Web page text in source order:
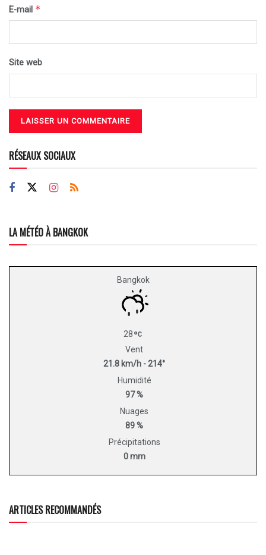
E-mail *
Site web
RÉSEAUX SOCIAUX
LA MÉTÉO À BANGKOK
Bangkok
28
Vent
21.8 km/h - 214°
Humidité
97 %
Nuages
89 %
Précipitations
0 mm
ARTICLES RECOMMANDÉS